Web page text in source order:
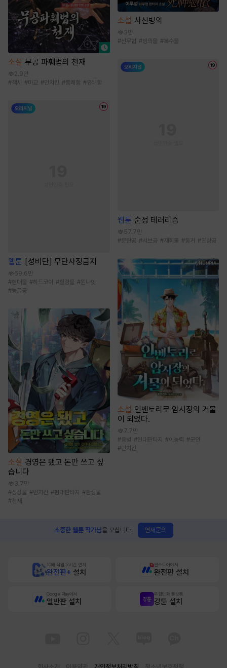
소설 무공 파훼법의 천재
2.9만
# 책사 #마교 #먼치킨 #통쾌함 #유쾌함
웹툰 [성비단] 무단사정금지
69.6만
#현대물 #하드코어 # 힐링물 #원나잇
#능글공
소설 경영은 됐고 돈만 쓰고 싶
습니다
3.7만
#성장물 #먼치킨 #현대판타지 # 환생물
#천재
소설 사신빙의
3만
#신무협 #빙의물 #복수물
웹툰 순정 테러리즘
57.7만
#문란공 #서브공 #재회물 #동거 #연상공
소설 인벤토리로 암시장의 거물
이 되었다.
7.7만
#용병 #현대판타지 #이능력 #군인
#먼치킨
소중한 웹툰 작가님을 모십니다. 연재문의
10배 적립, 2시간 먼저
완전판+ 설치
원스토어에서
완전판 설치
Google Play에서
일반판 설치
무협만화 플랫폼
강툰 설치